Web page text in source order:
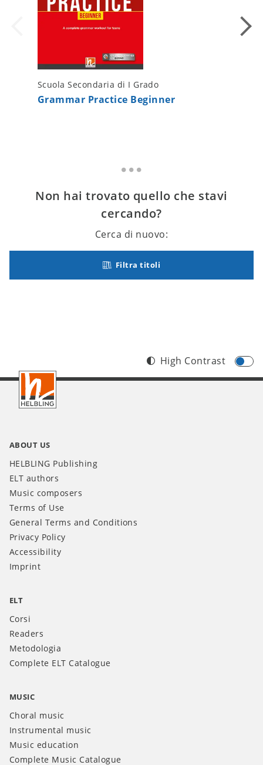
Scuola Secondaria di I Grado
Grammar Practice Beginner
Non hai trovato quello che stavi
cercando?
Cerca di nuovo:
Filtra titoli
Footer
High Contrast
ABOUT US
HELBLING Publishing
ELT authors
Music composers
Terms of Use
General Terms and Conditions
Privacy Policy
Accessibility
Imprint
ELT
Corsi
Readers
Metodologia
Complete ELT Catalogue
MUSIC
Choral music
Instrumental music
Music education
Complete Music Catalogue